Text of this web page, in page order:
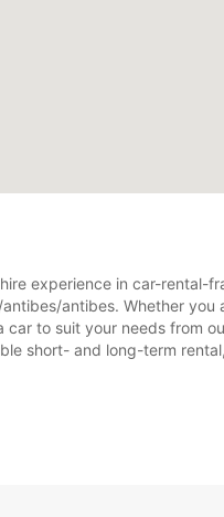
experience in car-
antibes. Whether
to suit your needs from
short- and long-term